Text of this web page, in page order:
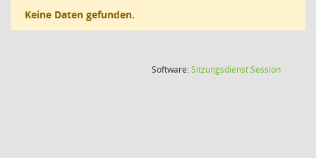
Keine Daten gefunden.
Software:SitzungsdienstSession(Wird in